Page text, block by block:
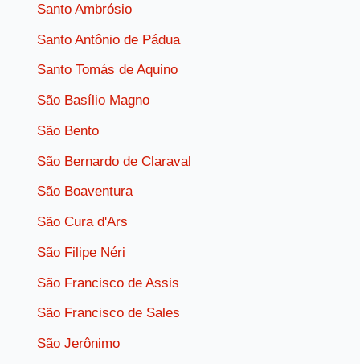
Santo Ambrósio
Santo Antônio de Pádua
Santo Tomás de Aquino
São Basílio Magno
São Bento
São Bernardo de Claraval
São Boaventura
São Cura d'Ars
São Filipe Néri
São Francisco de Assis
São Francisco de Sales
São Jerônimo